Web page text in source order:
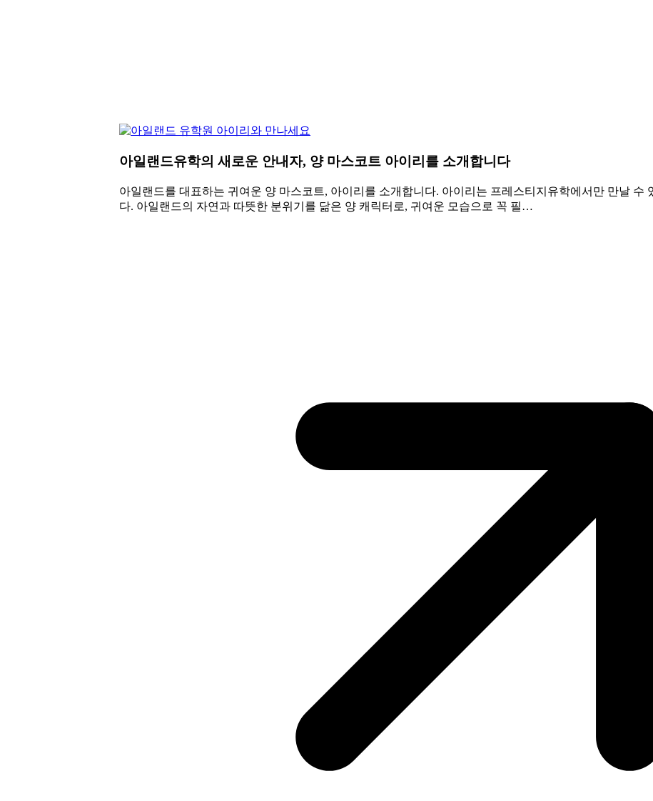
아일랜드유학의 새로운 안내자, 양 마스코트 아이리를 소개합니다
아일랜드를 대표하는 귀여운 양 마스코트, 아이리를 소개합니다. 아이리는 프레스티지유학에서만 만날 수
다. 아일랜드의 자연과 따뜻한 분위기를 닮은 양 캐릭터로, 귀여운 모습으로 꼭 필…